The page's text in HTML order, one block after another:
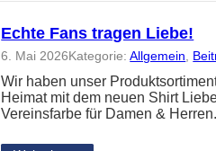
Echte Fans tragen Liebe!
6. Mai 2026Kategorie:Allgemein
Wir haben unser
Heimat mit dem neuen Shirt
Vereinsfarbe für Damen & Herren.